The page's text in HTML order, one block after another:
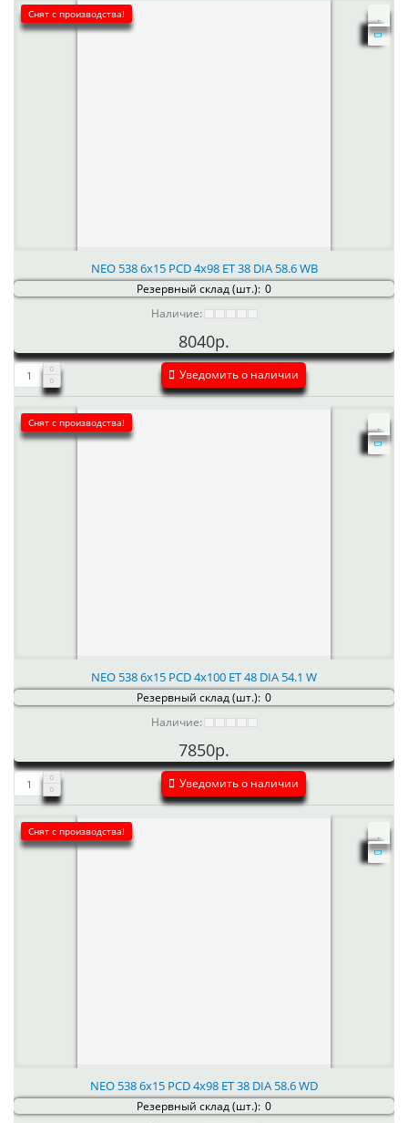
Снят с производства!
NEO 538 6x15 PCD 4x98 ET 38 DIA 58.6 WB
Резервный склад (шт.): 0
Наличие:
8040р.
Уведомить о наличии
Снят с производства!
NEO 538 6x15 PCD 4x100 ET 48 DIA 54.1 W
Резервный склад (шт.): 0
Наличие:
7850р.
Уведомить о наличии
Снят с производства!
NEO 538 6x15 PCD 4x98 ET 38 DIA 58.6 WD
Резервный склад (шт.): 0